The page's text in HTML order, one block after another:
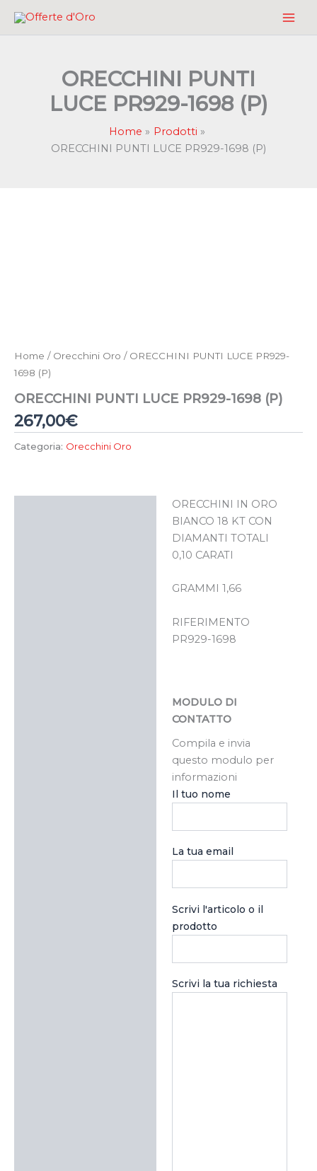
ORECCHINI PUNTI
LUCE PR929-1698 (P)
Home
Prodotti
ORECCHINI PUNTI LUCE PR929-1698 (P)
Home / Orecchini Oro / ORECCHINI PUNTI LUCE PR929-
1698 (P)
ORECCHINI PUNTI LUCE PR929-1698 (P)
267,00€
Categoria: Orecchini Oro
ORECCHINI IN ORO
BIANCO 18 KT CON
DIAMANTI TOTALI
0,10 CARATI
GRAMMI 1,66
RIFERIMENTO
PR929-1698
MODULO DI
CONTATTO
Compila e invia
questo modulo per
informazioni
Il tuo nome
La tua email
Scrivi l'articolo o il
prodotto
Scrivi la tua richiesta